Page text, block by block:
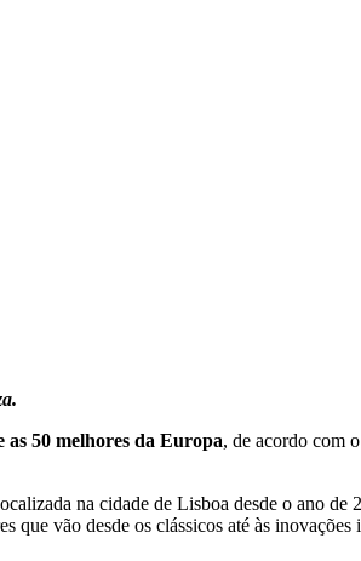
50 melhores da Europa, de acordo com
na cidade de Lisboa desde o ano de
que vão desde os clássicos até às inovações